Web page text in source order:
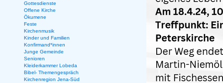
Gottesdienste
Offene Kirche
Ökumene
Feste
Kirchenmusik
Kinder und Familien
Konfirmand*innen
Junge Gemeinde
Senioren
Kleiderkammer Lobeda
Bibel- Themengespräch
Kirchenregion Jena-Süd